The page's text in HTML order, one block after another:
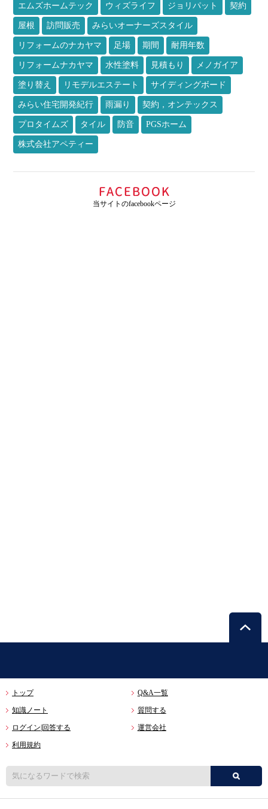
エムズホームテック ウィズライフ ジョリパット 契約
屋根 訪問販売 みらいオーナーズスタイル
リフォームのナカヤマ 足場 期間 耐用年数
リフォームナカヤマ 水性塗料 見積もり メノガイア
塗り替え リモデルエステート サイディングボード
みらい住宅開発紀行 雨漏り 契約，オンテックス
プロタイムズ タイル 防音 PGSホーム
株式会社アペティー
当サイトのfacebookページ
トップ Q&A一覧
知識ノート 質問する
ログイン|回答する 運営会社
利用規約